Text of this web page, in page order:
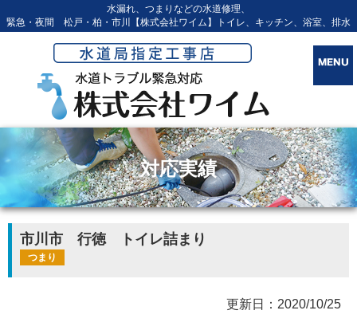
水漏れ、つまりなどの水道修理、
緊急・夜間 松戸・柏・市川【株式会社ワイム】トイレ、キッチン、浴室、排水
対応実績
市川市 行徳 トイレ詰まり
つまり
更新日：2020/10/25